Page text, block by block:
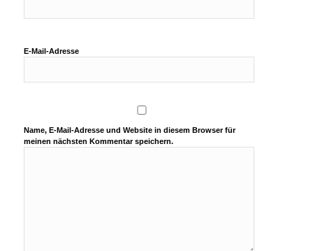
E-Mail-Adresse
Name, E-Mail-Adresse und Website in diesem Browser für
meinen nächsten Kommentar speichern.